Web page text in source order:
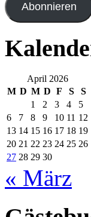
Abonnieren
April 2026
M D M D F S
S
1
2 3 4
5
6
7 8 9 10 11 12
13 14 15 16 17 18 19
20 21 22 23 24 25 26
27 28 29 30
« März